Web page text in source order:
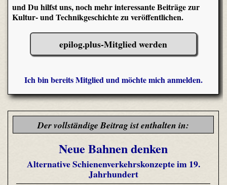
und Du hilfst uns, noch mehr interessante Beiträge zur
Kultur- und Technikgeschichte zu veröffentlichen.
epilog.plus-Mitglied werden
Ich bin bereits Mitglied und möchte mich anmelden.
Der vollständige Beitrag ist enthalten in:
Neue Bahnen denken
Alternative Schienenverkehrskonzepte im 19.
Jahrhundert